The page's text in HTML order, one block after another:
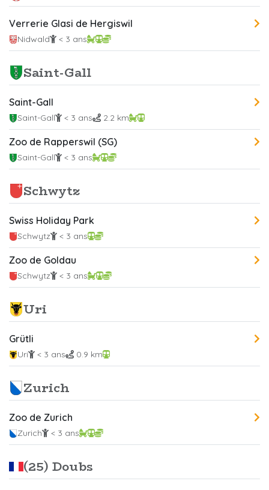
Verrerie Glasi de Hergiswil
Nidwald < 3 ans
Saint-Gall
Saint-Gall
Saint-Gall < 3 ans 2.2 km
Zoo de Rapperswil (SG)
Saint-Gall < 3 ans
Schwytz
Swiss Holiday Park
Schwytz < 3 ans
Zoo de Goldau
Schwytz < 3 ans
Uri
Grütli
Uri < 3 ans 0.9 km
Zurich
Zoo de Zurich
Zurich < 3 ans
(25) Doubs